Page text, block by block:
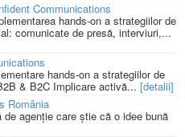
Communications
hands-on a strategiilor de
comunicate de presă, interviuri,...
hands-on a strategiilor de
& B2C Implicare activă... [detalii]
România
agenție care știe că o idee bună